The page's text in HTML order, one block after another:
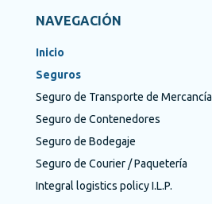
NAVEGACIÓN
Inicio
Seguros
Seguro de Transporte de Mercancía
Seguro de Contenedores
Seguro de Bodegaje
Seguro de Courier / Paquetería
Integral logistics policy I.L.P.